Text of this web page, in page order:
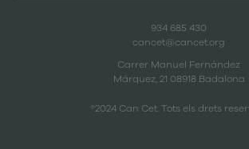
®2024 Can Cet. Tots els drets
Carrer Manuel Fernández
Márquez, 21 08918 Badalona
934 685 430
cancet@cancet.org